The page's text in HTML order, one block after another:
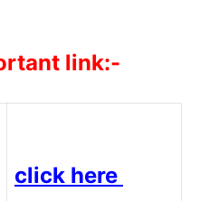
link:-
click here